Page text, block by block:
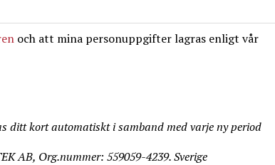
och att mina personuppgifter lagras enligt vår
ditt kort automatiskt i samband med varje ny period
AB, Org.nummer: 559059-4239. Sverige